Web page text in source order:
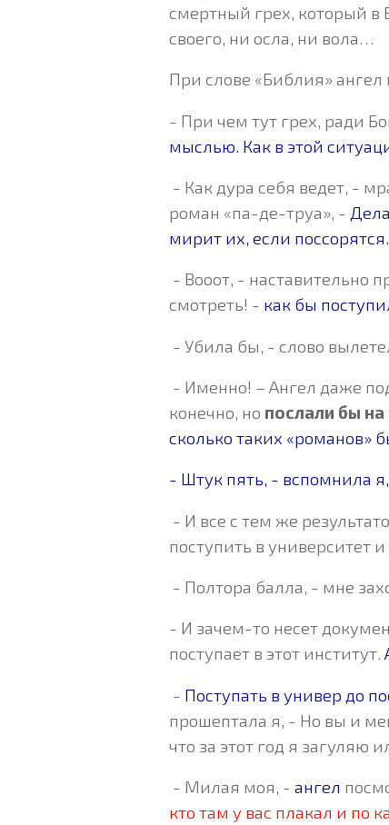
смертный грех, который в
своего, ни осла, ни вола…
При слове «Библия»
- При чем тут грех, ради
мыслью. Как в этой
- Как дура себя ведет, -
роман «па-де-труа», -
мирит их, если
- Вооот, - наставительно
смотреть! - как бы
- Убила бы, - слово
- Именно! – Ангел даже
конечно, но послали бы
сколько таких «романов»
- Штук пять, - вспомнила
- И все с тем же
поступить в университет
- Полтора балла, - мне
- И зачем-то несет
поступает в этот институт.
- Поступать в универ до
прошептала я, - Но вы и
что за этот год я загуляю
- Милая моя, - ангел
кто там у вас плакал и по